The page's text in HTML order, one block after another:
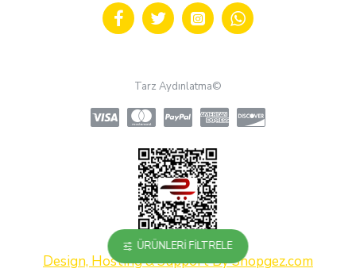
Tarz Aydınlatma©
Design, Hosting & Support By Shopgez.com
ÜRÜNLERI FILTRELE